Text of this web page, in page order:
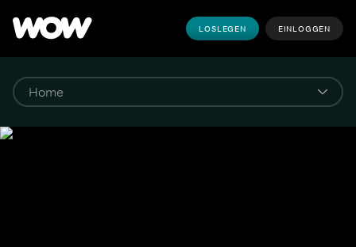
LOSLEGEN EINLOGGEN